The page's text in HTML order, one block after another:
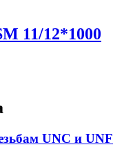
11/12*1000
UNC и UNF